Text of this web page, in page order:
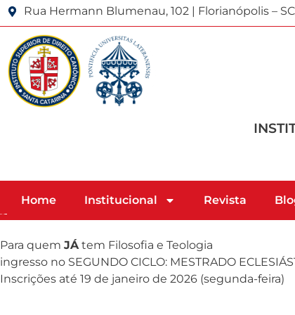
Rua Hermann Blumenau, 102 | Florianópolis – SC
Home Institucional Revista
Para quem JÁtem Filosofia e Teologia
ingresso no SEGUNDO CICLO: MESTRADO
Inscrições até 19 de janeiro de 2026 (segunda-feira)